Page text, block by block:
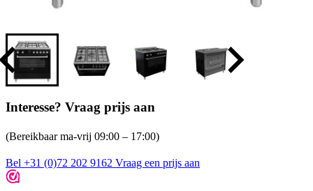
Interesse? Vraag prijs aan
(Bereikbaar ma-vrij 09:00 – 17:00)
Bel +31 (0)72 202 9162 Vraag een prijs aan